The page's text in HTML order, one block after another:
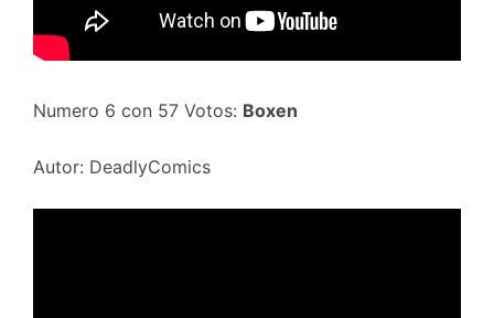
Numero 6 con 57 Votos: Boxen
Autor: DeadlyComics